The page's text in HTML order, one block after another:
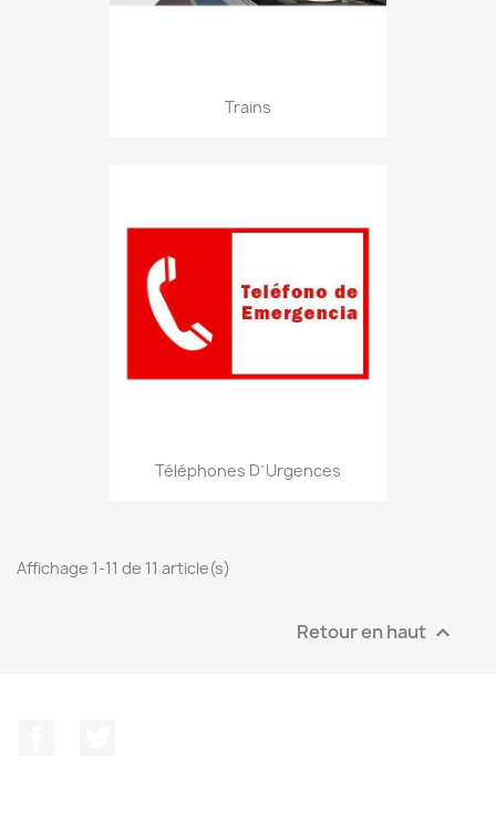
Trains
Téléphones D´urgences
Affichage 1-11 de 11 article(s)
Retour en haut 